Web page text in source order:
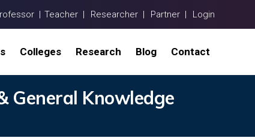
| Teacher | Researcher | Partner | Login
Colleges Research Blog Contact
General Knowledge